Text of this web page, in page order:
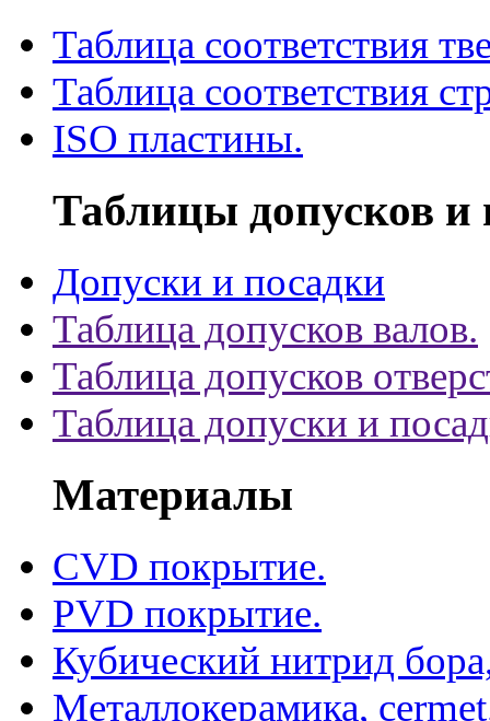
Таблица соответствия
Таблица соответствия
ISO пластины.
Таблицы допусков и
Допуски и посадки
Таблица допусков валов.
Таблица допусков
Таблица допуски и
Материалы
CVD покрытие.
PVD покрытие.
Кубический нитрид
Металлокерамика,